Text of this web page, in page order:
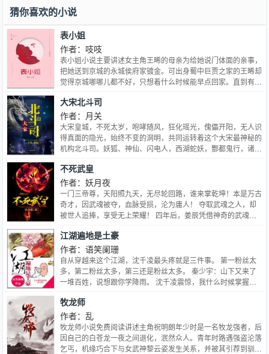
猜你喜欢的小说
表小姐
作者：吱吱
表小姐小说主要讲述女主角王晞的母亲为给她说门体面的亲事，
把她送到京城的永城侯府家镀金。可出身蜀中巨贾之家的王晞却
觉得京城哪哪儿都不好，只想着什么时候能早点回家。直到有一
公主府……她顿时眼睛一亮——长公主之子陈珞可真英俊！永城
侯府的表姐们可真有趣！京城好好玩！
大宋北斗司
作者：月关
大宋皇城，不死太岁，咆哮随风，狂化瑶光，傀儡开阳，无人识
得真面的隐光，始终不变的洞明，共同运转着这个大宋最神秘的
机构北斗司。妖狐、神仙、闪电人，西湖蛇妖，酆都鬼行，诸般
不死武皇
作者：妖月夜
一门三帝尊，天阳照九天，无尽轮回路，谁来掌乾坤！本是万古
奇才，因武魂被夺，血脉受损，沦为庸人！ 夺取武魂之人，却
被世人追捧，享受无上荣耀！ 四年后，姜辰凭借神奇的武魂之
武魂，乃千年难得一见的天才？你有先天武魂，乃万年难得一见
的天才？抱歉，我有武魂之树，可凝聚万千武魂！ 随着武魂之
树的不断成长，那尘封万年的秘密逐渐被揭开九天的神魔，因姜
辰而颤抖
江湖遍地是土豪
作者：语笑阑珊
自从穿越来这个江湖，沈千凌最头疼就是三件事。 第一粉丝太
多，第二粉丝太多，第三还是粉丝太多。 秦少宇：山下又来了
一堆百姓，说想跟你学降雨。 沈千凌震惊，我什么时候掌握了
一下啊！
牧龙师
作者：乱
牧龙师小说免费阅读讲述主角祝明朗年少时是一名牧龙强者，后
因自己的白苍龙一夜之间退化，泯然众人。青年时路遇强盗沦落
乞丐，机缘巧合下与女武神黎云姿发生关系，并被其引荐到驯龙